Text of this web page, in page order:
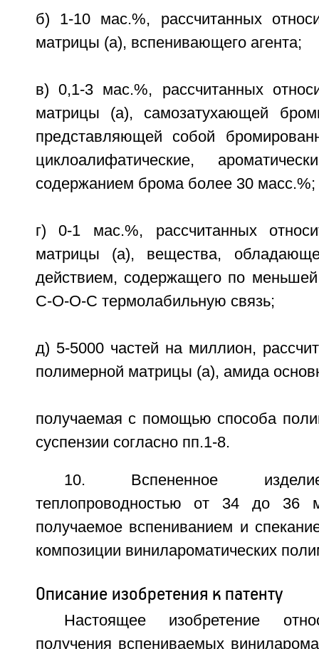
б) 1-10 мас.%, рассчитанных
матрицы (а), вспенивающего агента;
в) 0,1-3 мас.%, рассчитанных
матрицы (а), самозатухающей
представляющей собой
циклоалифатические,
содержанием брома более 30 масс.%;
г) 0-1 мас.%, рассчитанных
матрицы (а), вещества,
действием, содержащего по
C-O-O-C термолабильную связь;
д) 5-5000 частей на миллион,
полимерной матрицы (а), амида
получаемая с помощью способа
суспензии согласно пп.1-8.
10. Вспененное
теплопроводностью от 34 до 36
получаемое вспениванием и
композиции винилароматических
Описание изобретения к патенту
Настоящее изобретение
получения вспениваемых